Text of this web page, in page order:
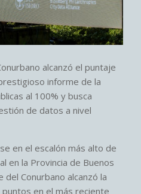
alcanzó el puntaje
informe de la
al 100% y busca
de datos a nivel
en el escalón más alto de
en la Provincia de Buenos
del Conurbano alcanzó la
en el más reciente